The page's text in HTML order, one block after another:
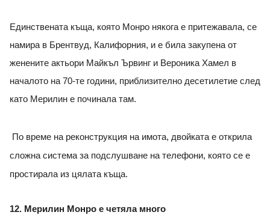
Единствената къща, която Монро някога е притежавала, се
намира в Брентвуд, Калифорния, и е била закупена от
женените актьори Майкъл Ървинг и Вероника Хамел в
началото на 70-те години, приблизително десетилетие след
като Мерилин е починала там.
По време на реконструкция на имота, двойката е открила
сложна система за подслушване на телефони, която се е
простирала из цялата къща.
12. Мерилин Монро е четяла много